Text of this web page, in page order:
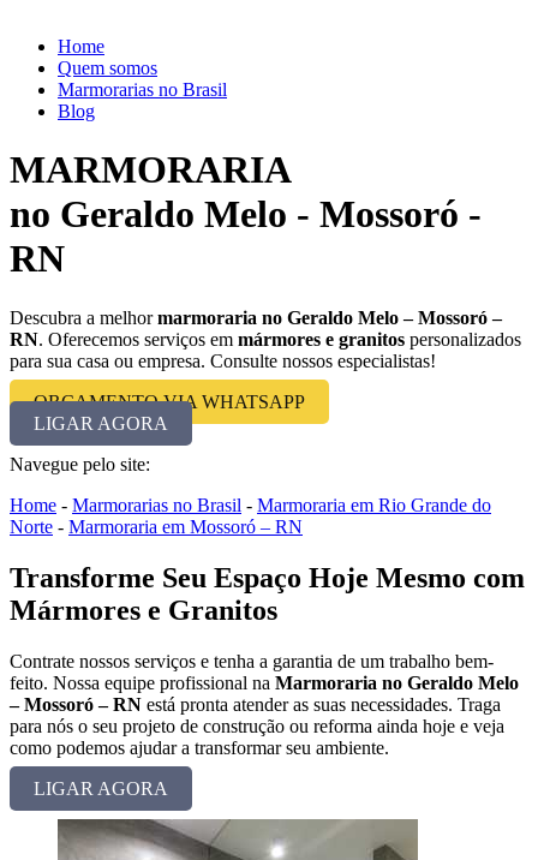
Home
Quem somos
Marmorarias no Brasil
Blog
MARMORARIA
no Geraldo Melo - Mossoró -
RN
Descubra a melhormarmoraria no Geraldo Melo – Mossoró –
RN. Oferecemos serviços em mármores e granitos personalizados
para sua casa ou empresa. Consulte nossos especialistas!
ORÇAMENTO VIA WHATSAPP
LIGAR AGORA
Navegue pelo site:
Home - Marmorarias no Brasil - Marmoraria em Rio Grande do
Norte - Marmoraria em Mossoró – RN
Transforme Seu Espaço Hoje Mesmo com
Mármores e Granitos
Contrate nossos serviços e tenha a garantia de um trabalho bem-
feito. Nossa equipe profissional na Marmoraria no Geraldo Melo
– Mossoró – RN está pronta atender as suas necessidades. Traga
para nós o seu projeto de construção ou reforma ainda hoje e veja
como podemos ajudar a transformar seu ambiente.
LIGAR AGORA